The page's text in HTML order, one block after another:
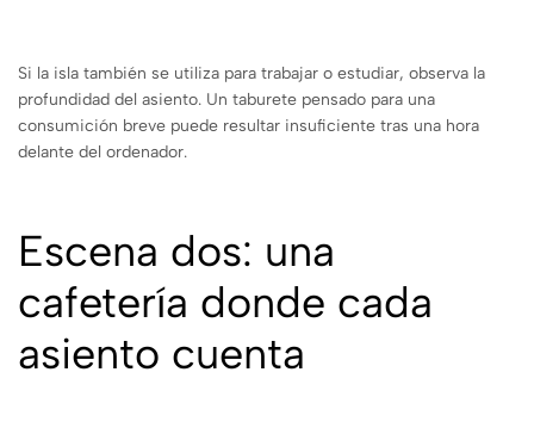
Si la isla también se utiliza para trabajar o estudiar, observa la
profundidad del asiento. Un taburete pensado para una
consumición breve puede resultar insuficiente tras una hora
delante del ordenador.
Escena dos: una
cafetería donde cada
asiento cuenta